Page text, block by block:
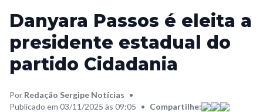
Danyara Passos é eleita a
presidente estadual do
partido Cidadania
Por Redação Sergipe Notícias •
Publicado em 03/11/2025 às 09:05 • Compartilhe: